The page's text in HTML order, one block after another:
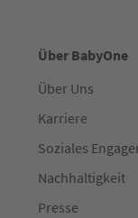
Über BabyOne
Über Uns
Karriere
Soziales
Nachhaltigkeit
Presse